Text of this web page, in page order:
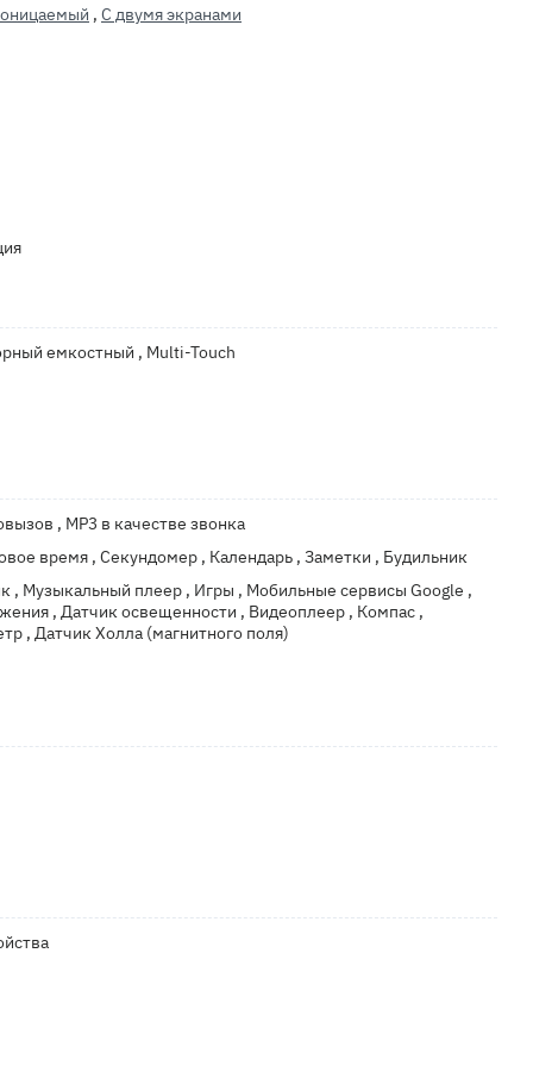
, С двумя экранами
емкостный , Multi-Touch
, MP3 в качестве звонка
время , Секундомер , Календарь , Заметки , Будильник
, Музыкальный плеер , Игры , Мобильные сервисы Google ,
, Датчик освещенности , Видеоплеер , Компас ,
, Датчик Холла (магнитного поля)